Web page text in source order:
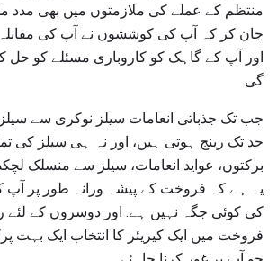
منتظم کے عملے کی ملازمتوں میں بھی مدد
جان کر کہ آپ کی کوششوں نے آپ کی
اور آپ کے گاہک کو کاروباری مسئلے کو حل
گی.
جب تک جذباتی انعامات سیلز نوکری سے
حد تک رینج ہوتی ہیں، اور نہ ہی سیلز کی
برکتوں، عواید انعامات، سیلز سے منسلک
یہ ہے کہ فروخت کے پیشہ ورانہ طور پر آپ
کی کوئی جگہ نہیں ہے. اور دوسروں کے لئے
فروخت میں ایک کیریئر کا انتخاب ایک بہت